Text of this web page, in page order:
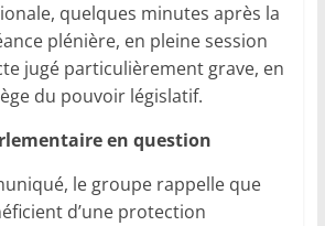
quelques minutes après la
plénière, en pleine session
jugé particulièrement grave, en
du pouvoir législatif.
en question
le groupe rappelle que
d’une protection